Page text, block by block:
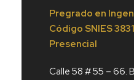
Pregrado en
Código SNIES 3831
Presencial
Calle 58 # 55 – 66.